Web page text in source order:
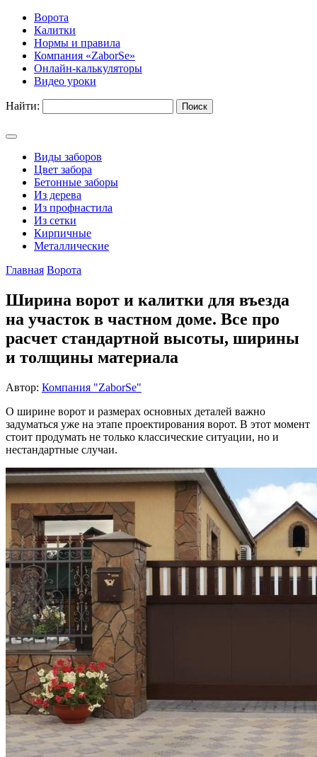
Ворота
Калитки
Нормы и правила
Компания «ZaborSe»
Онлайн-калькуляторы
Видео уроки
Найти:
Виды заборов
Цвет забора
Бетонные заборы
Из дерева
Из профнастила
Из сетки
Кирпичные
Металлические
Главная Ворота
Ширина ворот и калитки для въезда
на участок в частном доме. Все про
расчет стандартной высоты, ширины
и толщины материала
Автор: Компания "ZaborSe"
О ширине ворот и размерах основных деталей важно
задуматься уже на этапе проектирования ворот. В этот момент
стоит продумать не только классические ситуации, но и
нестандартные случаи.